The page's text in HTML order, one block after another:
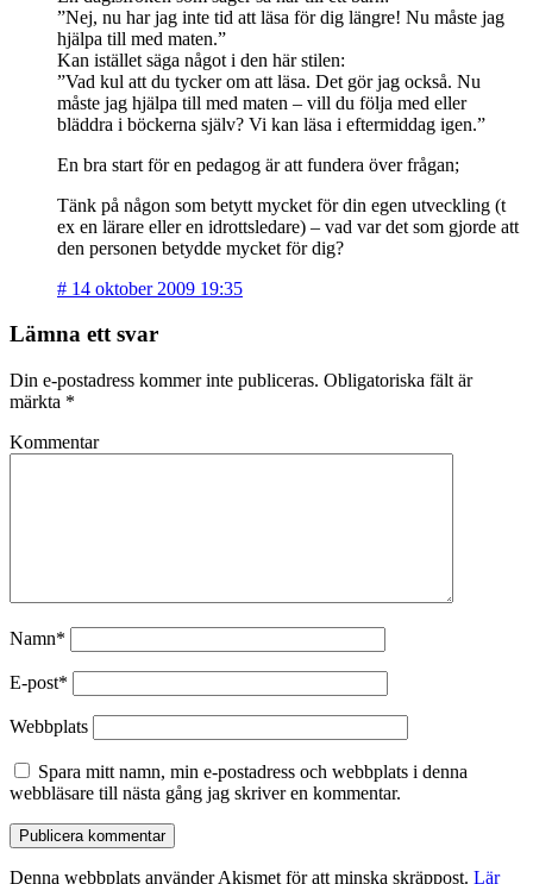
”Nej, nu har jag inte tid att läsa för dig längre! Nu måste jag
hjälpa till med maten.”
Kan istället säga något i den här stilen:
”Vad kul att du tycker om att läsa. Det gör jag också. Nu
måste jag hjälpa till med maten – vill du följa med eller
bläddra i böckerna själv? Vi kan läsa i eftermiddag igen.”
En bra start för en pedagog är att fundera över frågan;
Tänk på någon som betytt mycket för din egen utveckling (t
ex en lärare eller en idrottsledare) – vad var det som gjorde att
den personen betydde mycket för dig?
# 14 oktober 2009 19:35
Lämna ett svar
Din e-postadress kommer inte publiceras. Obligatoriska fält är
märkta *
Kommentar
Namn*
E-post*
Webbplats
Spara mitt namn, min e-postadress och webbplats i denna
webbläsare till nästa gång jag skriver en kommentar.
Denna webbplats använder Akismet för att minska skräppost. Lär